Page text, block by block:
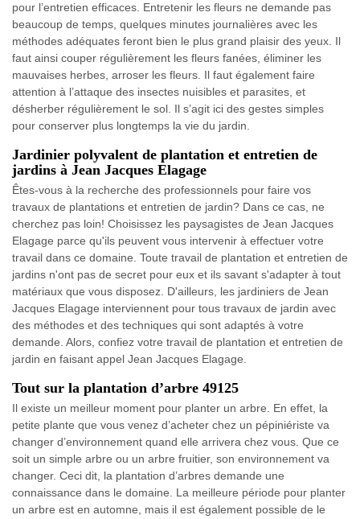
pour l’entretien efficaces. Entretenir les fleurs ne demande pas
beaucoup de temps, quelques minutes journalières avec les
méthodes adéquates feront bien le plus grand plaisir des yeux. Il
faut ainsi couper régulièrement les fleurs fanées, éliminer les
mauvaises herbes, arroser les fleurs. Il faut également faire
attention à l’attaque des insectes nuisibles et parasites, et
désherber régulièrement le sol. Il s’agit ici des gestes simples
pour conserver plus longtemps la vie du jardin.
Jardinier polyvalent de plantation et entretien de
jardins à Jean Jacques Elagage
Êtes-vous à la recherche des professionnels pour faire vos
travaux de plantations et entretien de jardin? Dans ce cas, ne
cherchez pas loin! Choisissez les paysagistes de Jean Jacques
Elagage parce qu'ils peuvent vous intervenir à effectuer votre
travail dans ce domaine. Toute travail de plantation et entretien de
jardins n'ont pas de secret pour eux et ils savant s'adapter à tout
matériaux que vous disposez. D'ailleurs, les jardiniers de Jean
Jacques Elagage interviennent pour tous travaux de jardin avec
des méthodes et des techniques qui sont adaptés à votre
demande. Alors, confiez votre travail de plantation et entretien de
jardin en faisant appel Jean Jacques Elagage.
Tout sur la plantation d’arbre 49125
Il existe un meilleur moment pour planter un arbre. En effet, la
petite plante que vous venez d’acheter chez un pépiniériste va
changer d’environnement quand elle arrivera chez vous. Que ce
soit un simple arbre ou un arbre fruitier, son environnement va
changer. Ceci dit, la plantation d’arbres demande une
connaissance dans le domaine. La meilleure période pour planter
un arbre est en automne, mais il est également possible de le